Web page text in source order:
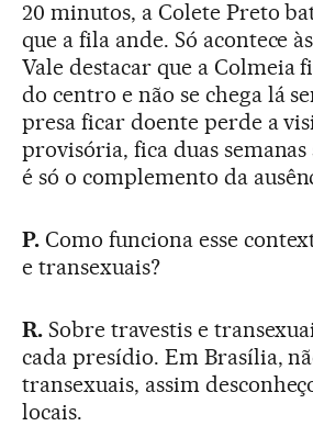
20 minutos, a Colete Preto
que a fila ande. Só acontece
Vale destacar que a Colmeia
do centro e não se chega lá
presa ficar doente perde a
provisória, fica duas semanas
é só o complemento da
P. Como funciona esse
e transexuais?
R. Sobre travestis e
cada presídio. Em Brasília,
transexuais, assim
locais.